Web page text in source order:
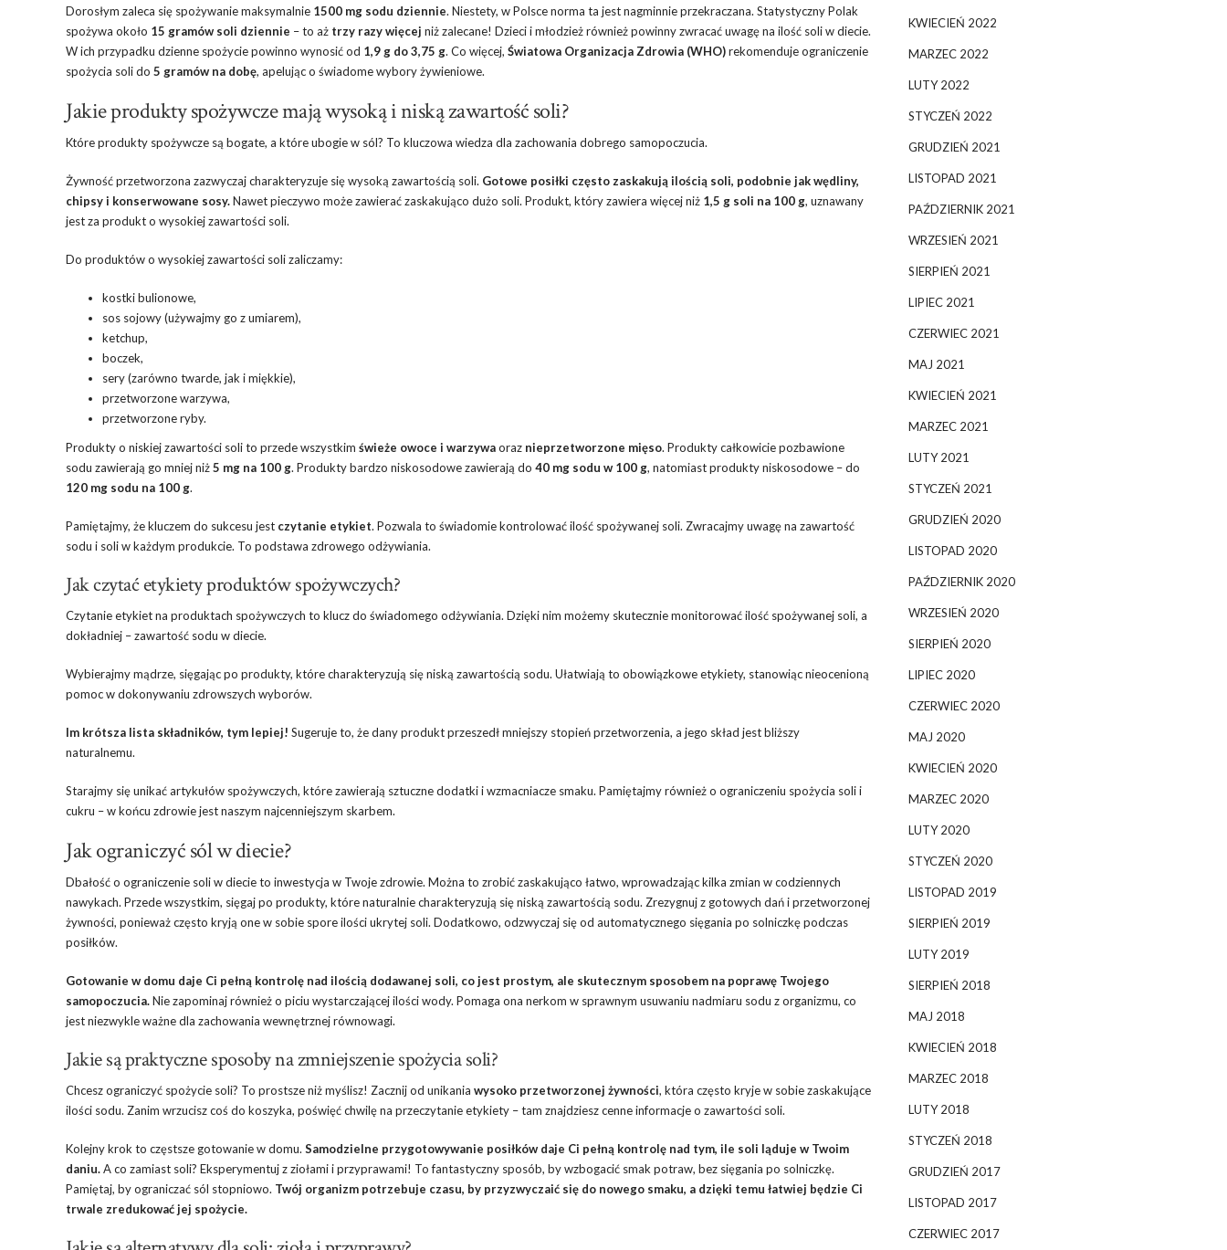
Dorosłym zaleca się spożywanie maksymalnie 1500 mg sodu dziennie. Niestety, w Polsce norma ta jest nagminnie przekraczana. Statystyczny Polak
spożywa około 15 gramów soli dziennie – to aż trzy razy więcej niż zalecane! Dzieci i młodzież również powinny zwracać uwagę na ilość soli w diecie.
W ich przypadku dzienne spożycie powinno wynosić od 1,9 g do 3,75 g. Co więcej, Światowa Organizacja Zdrowia (WHO)rekomenduje ograniczenie
spożycia soli do 5 gramów na dobę, apelując o świadome wybory żywieniowe.
Jakie produkty spożywcze mają wysoką i niską zawartość soli?
Które produkty spożywcze są bogate, a które ubogie w sól? To kluczowa wiedza dla zachowania dobrego samopoczucia.
Żywność przetworzona zazwyczaj charakteryzuje się wysoką zawartością soli. Gotowe posiłki często zaskakują ilością soli, podobnie jak wędliny,
chipsy i konserwowane sosy.Nawet pieczywo może zawierać zaskakująco dużo soli. Produkt, który zawiera więcej niż 1,5 g soli na 100 g, uznawany
jest za produkt o wysokiej zawartości soli.
Do produktów o wysokiej zawartości soli zaliczamy:
kostki bulionowe,
sos sojowy (używajmy go z umiarem),
ketchup,
boczek,
sery (zarówno twarde, jak i miękkie),
przetworzone warzywa,
przetworzone ryby.
Produkty o niskiej zawartości soli to przede wszystkim świeże owoce i warzywaoraz nieprzetworzone mięso. Produkty całkowicie pozbawione
sodu zawierają go mniej niż5 mg na 100 g. Produkty bardzo niskosodowe zawierają do 40 mg sodu w 100 g, natomiast produkty niskosodowe – do
120 mg sodu na 100 g.
Pamiętajmy, że kluczem do sukcesu jest czytanie etykiet. Pozwala to świadomie kontrolować ilość spożywanej soli. Zwracajmy uwagę na zawartość
sodu i soli w każdym produkcie. To podstawa zdrowego odżywiania.
Jak czytać etykiety produktów spożywczych?
Czytanie etykiet na produktach spożywczych to klucz do świadomego odżywiania. Dzięki nim możemy skutecznie monitorować ilość spożywanej soli, a
dokładniej – zawartość sodu w diecie.
Wybierajmy mądrze, sięgając po produkty, które charakteryzują się niską zawartością sodu. Ułatwiają to obowiązkowe etykiety, stanowiąc nieocenioną
pomoc w dokonywaniu zdrowszych wyborów.
Im krótsza lista składników, tym lepiej! Sugeruje to, że dany produkt przeszedł mniejszy stopień przetworzenia, a jego skład jest bliższy
naturalnemu.
Starajmy się unikać artykułów spożywczych, które zawierają sztuczne dodatki i wzmacniacze smaku. Pamiętajmy również o ograniczeniu spożycia soli i
cukru – w końcu zdrowie jest naszym najcenniejszym skarbem.
Jak ograniczyć sól w diecie?
Dbałość o ograniczenie soli w diecie to inwestycja w Twoje zdrowie. Można to zrobić zaskakująco łatwo, wprowadzając kilka zmian w codziennych
nawykach. Przede wszystkim, sięgaj po produkty, które naturalnie charakteryzują się niską zawartością sodu. Zrezygnuj z gotowych dań i przetworzonej
żywności, ponieważ często kryją one w sobie spore ilości ukrytej soli. Dodatkowo, odzwyczaj się od automatycznego sięgania po solniczkę podczas
posiłków.
Gotowanie w domu daje Ci pełną kontrolę nad ilością dodawanej soli, co jest prostym, ale skutecznym sposobem na poprawę Twojego
samopoczucia.Nie zapominaj również o piciu wystarczającej ilości wody. Pomaga ona nerkom w sprawnym usuwaniu nadmiaru sodu z organizmu, co
jest niezwykle ważne dla zachowania wewnętrznej równowagi.
Jakie są praktyczne sposoby na zmniejszenie spożycia soli?
Chcesz ograniczyć spożycie soli? To prostsze niż myślisz! Zacznij od unikania wysoko przetworzonej żywności, która często kryje w sobie zaskakujące
ilości sodu. Zanim wrzucisz coś do koszyka, poświęć chwilę na przeczytanie etykiety – tam znajdziesz cenne informacje o zawartości soli.
Kolejny krok to częstsze gotowanie w domu. Samodzielne przygotowywanie posiłków daje Ci pełną kontrolę nad tym, ile soli ląduje w Twoim
daniu.A co zamiast soli? Eksperymentuj z ziołami i przyprawami! To fantastyczny sposób, by wzbogacić smak potraw, bez sięgania po solniczkę.
Pamiętaj, by ograniczać sól stopniowo. Twój organizm potrzebuje czasu, by przyzwyczaić się do nowego smaku, a dzięki temu łatwiej będzie Ci
trwale zredukować jej spożycie.
KWIECIEŃ 2022
MARZEC 2022
LUTY 2022
STYCZEŃ 2022
GRUDZIEŃ 2021
LISTOPAD 2021
PAŹDZIERNIK 2021
WRZESIEŃ 2021
SIERPIEŃ 2021
LIPIEC 2021
CZERWIEC 2021
MAJ 2021
KWIECIEŃ 2021
MARZEC 2021
LUTY 2021
STYCZEŃ 2021
GRUDZIEŃ 2020
LISTOPAD 2020
PAŹDZIERNIK 2020
WRZESIEŃ 2020
SIERPIEŃ 2020
LIPIEC 2020
CZERWIEC 2020
MAJ 2020
KWIECIEŃ 2020
MARZEC 2020
LUTY 2020
STYCZEŃ 2020
LISTOPAD 2019
SIERPIEŃ 2019
LUTY 2019
SIERPIEŃ 2018
MAJ 2018
KWIECIEŃ 2018
MARZEC 2018
LUTY 2018
STYCZEŃ 2018
GRUDZIEŃ 2017
LISTOPAD 2017
CZERWIEC 2017